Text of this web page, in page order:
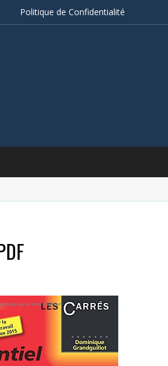
Politique de Confidentialité